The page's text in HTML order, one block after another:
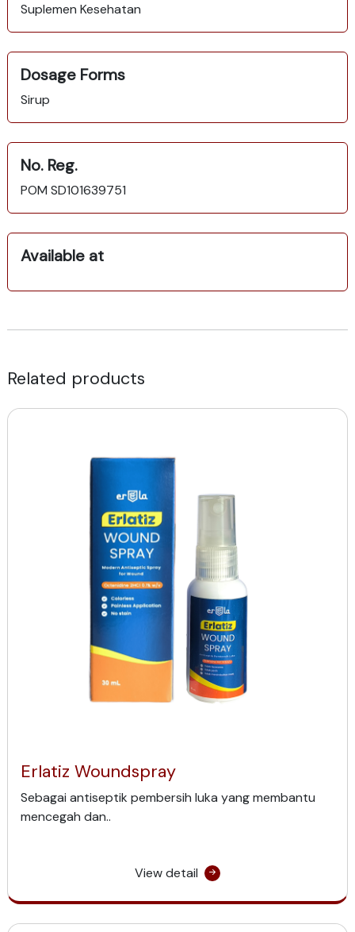
Suplemen Kesehatan
Dosage Forms
Sirup
No. Reg.
POM SD101639751
Available at
Related products
Erlatiz Woundspray
Sebagai antiseptik pembersih luka yang membantu
mencegah dan..
View detail